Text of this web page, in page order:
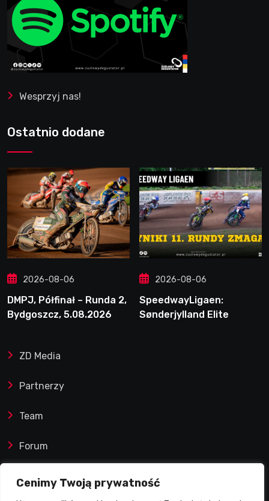
Cenimy Twoją prywatność
Wesprzyj nas!
Ostatnio dodane
2026-08-06
DMPJ, Półfinał – Runda 2,
Bydgoszcz, 5.08.2026
2026-08-06
SpeedwayLigaen:
Sønderjylland Elite
ZD Media
Partnerzy
Team
Forum
Reklamy i współprace